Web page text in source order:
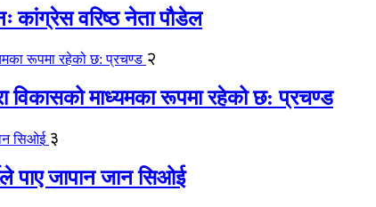
कांग्रेस वरिष्ठ नेता पौडेल
२
विकासको माध्यमका रूपमा रहेको छ: प्रचण्ड
३
पाए जापान जान सिओई